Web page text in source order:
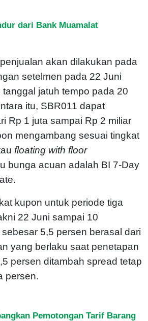
dari Bank Muamalat
akan dilakukan pada
setelmen pada 22 Juni
jatuh tempo pada 20
itu, SBR011 dapat
Rp 1 juta sampai Rp 2 miliar
mengambang sesuai tingkat
floating with floor
bunga acuan adalah BI 7-Day
kupon untuk periode tiga
22 Juni sampai 10
5,5 persen berasal dari
yang berlaku saat penetapan
persen ditambah spread tetap
persen.
Pemotongan Tarif Barang